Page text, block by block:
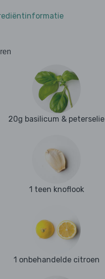
20g basilicum & peterselie
1 teen knoflook
1 onbehandelde citroen